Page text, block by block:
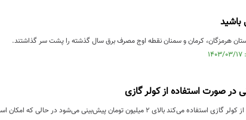
هرمزگان، کرمان و سمنان نقطه اوج مصرف برق سال گذشته را پشت سر گذاشتند.
پیش‌بینی می‌شود در حالی که امکان استفاده از کولر آبی و هزینه به ...